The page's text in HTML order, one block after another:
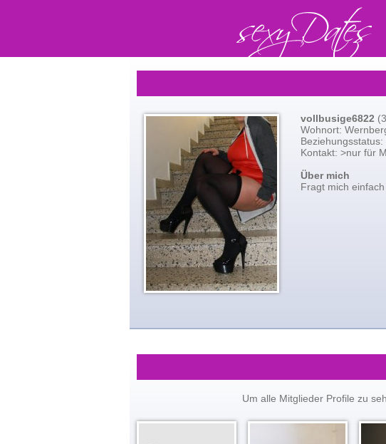
vollbusige6822
Wohnort:
Beziehungsstatus:
Kontakt: >nur für
Über mich
Fragt mich
Um alle Mitglieder Profile zu